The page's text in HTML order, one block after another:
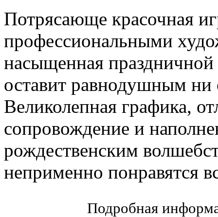
Потрясающе красочная
профессиональными
насыщенная
оставит равнодушным ни
Великолепная графика,
сопровождение и
рождественским
неприменно понравятся
Подробная